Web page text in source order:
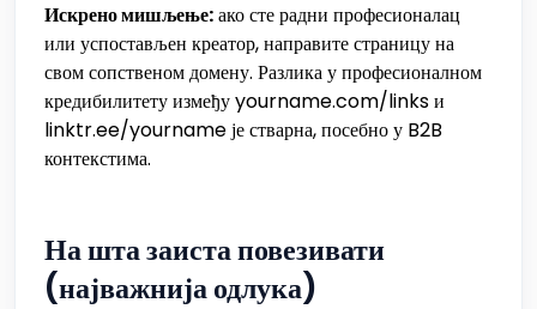
Искрено мишљење:ако сте радни професионалац
или успостављен креатор, направите страницу на
свом сопственом домену. Разлика у професионалном
кредибилитету између yourname.com/links и
linktr.ee/yourname је стварна, посебно у B2B
контекстима.
На шта заиста повезивати
(најважнија одлука)